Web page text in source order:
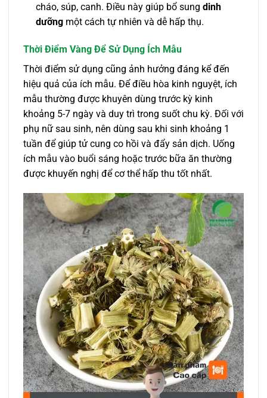
cháo, súp, canh. Điều này giúp bổ sung dinh
dưỡngmột cách tự nhiên và dễ hấp thụ.
Thời Điểm Vàng Để Sử Dụng Ích Mẫu
Thời điểm sử dụng cũng ảnh hưởng đáng kể đến
hiệu quả của ích mẫu. Để điều hòa kinh nguyệt, ích
mẫu thường được khuyên dùng trước kỳ kinh
khoảng 5-7 ngày và duy trì trong suốt chu kỳ. Đối với
phụ nữ sau sinh, nên dùng sau khi sinh khoảng 1
tuần để giúp tử cung co hồi và đẩy sản dịch. Uống
ích mẫu vào buổi sáng hoặc trước bữa ăn thường
được khuyến nghị để cơ thể hấp thu tốt nhất.